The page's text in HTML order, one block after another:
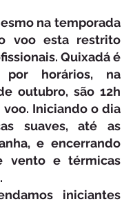
na temporada
voo esta restrito
Quixadá é
por horários, na
outubro, são 12h
Iniciando o dia
suaves, até as
e encerrando
vento e térmicas
iniciantes